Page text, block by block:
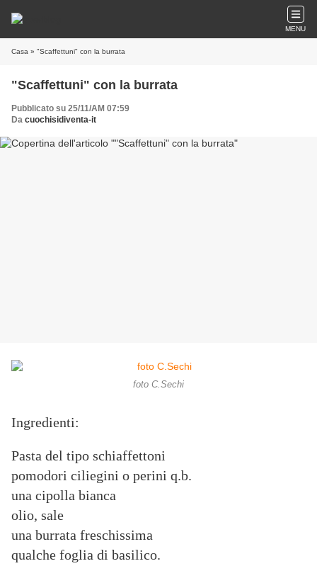
MENU
Casa » "Scaffettuni" con la burrata
"Scaffettuni" con la burrata
Pubblicato su 25/11/AM 07:59
Da cuochisidiventa-it
foto C.Sechi
Ingredienti:
Pasta del tipo schiaffettoni
pomodori ciliegini o perini q.b.
una cipolla bianca
olio, sale
una burrata freschissima
qualche foglia di basilico.